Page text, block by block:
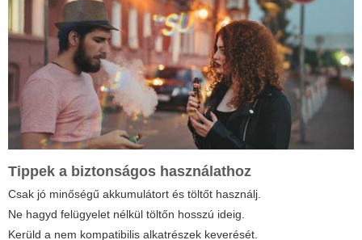
Tippek a biztonságos használathoz
Csak jó minőségű akkumulátort és töltőt használj.
Ne hagyd felügyelet nélkül töltőn hosszú ideig.
Kerüld a nem kompatibilis alkatrészek keverését.